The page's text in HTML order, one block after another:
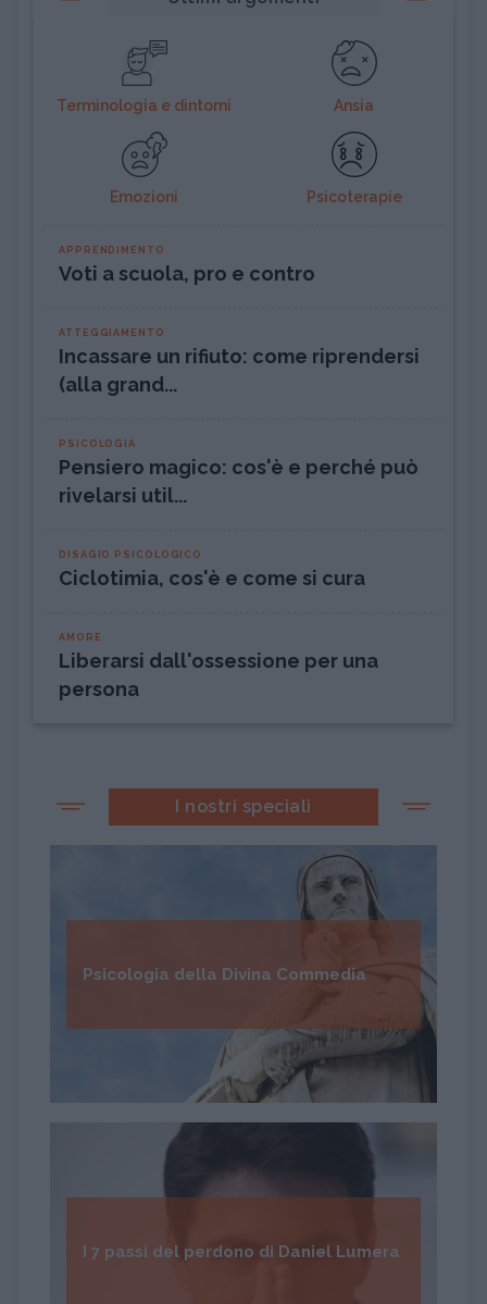
Terminologia e dintorni Ansia
Emozioni Psicoterapie
APPRENDIMENTO
Voti a scuola, pro e contro
ATTEGGIAMENTO
Incassare un rifiuto: come riprendersi
(alla grand...
PSICOLOGIA
Pensiero magico: cos'è e perché può
rivelarsi util...
DISAGIO PSICOLOGICO
Ciclotimia, cos'è e come si cura
AMORE
Liberarsi dall'ossessione per una
persona
I nostri speciali
Psicologia della Divina Commedia
I 7 passi del perdono di Daniel Lumera